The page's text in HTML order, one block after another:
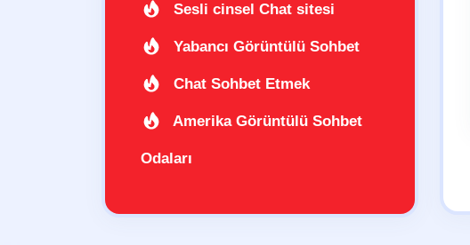
Sesli cinsel Chat sitesi
Yabancı Görüntülü Sohbet
Chat Sohbet Etmek
Amerika Görüntülü Sohbet
Odaları